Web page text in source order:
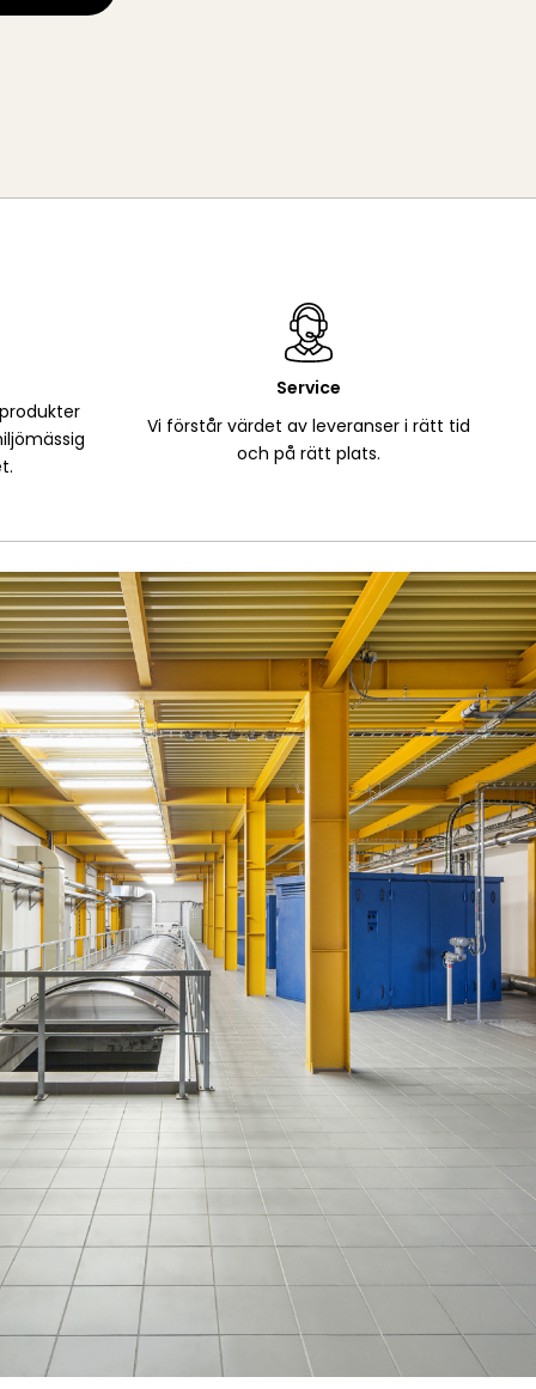
Service
Vi förstår värdet av leveranser i rätt tid
och på rätt plats.